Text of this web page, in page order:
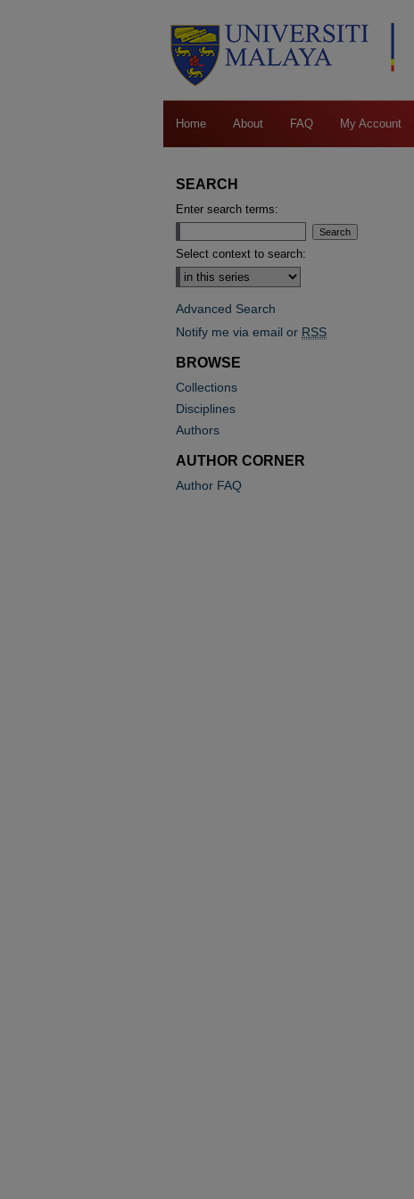
Home About FAQ My Account
SEARCH
Enter search terms:
Select context to search:
Advanced Search
Notify me via email or RSS
BROWSE
Collections
Disciplines
Authors
AUTHOR CORNER
Author FAQ